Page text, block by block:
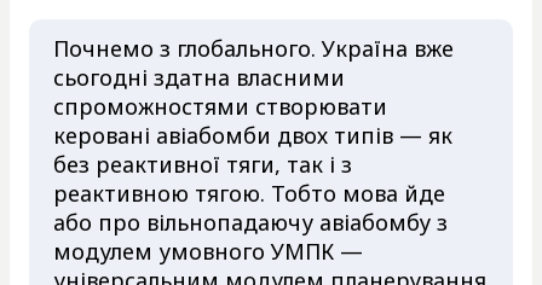
Почнемо з глобального. Україна вже
сьогодні здатна власними
спроможностями створювати
керовані авіабомби двох типів — як
без реактивної тяги, так і з
реактивною тягою. Тобто мова йде
або про вільнопадаючу авіабомбу з
модулем умовного УМПК —